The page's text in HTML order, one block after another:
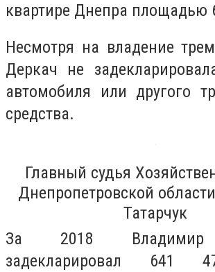
квартире Днепра площадью
Несмотря на владение
Деркач не
автомобиля или другого
средства.
Главный судья
Днепропетровской
Татарчук
За 2018 Владимир
задекларировал 641